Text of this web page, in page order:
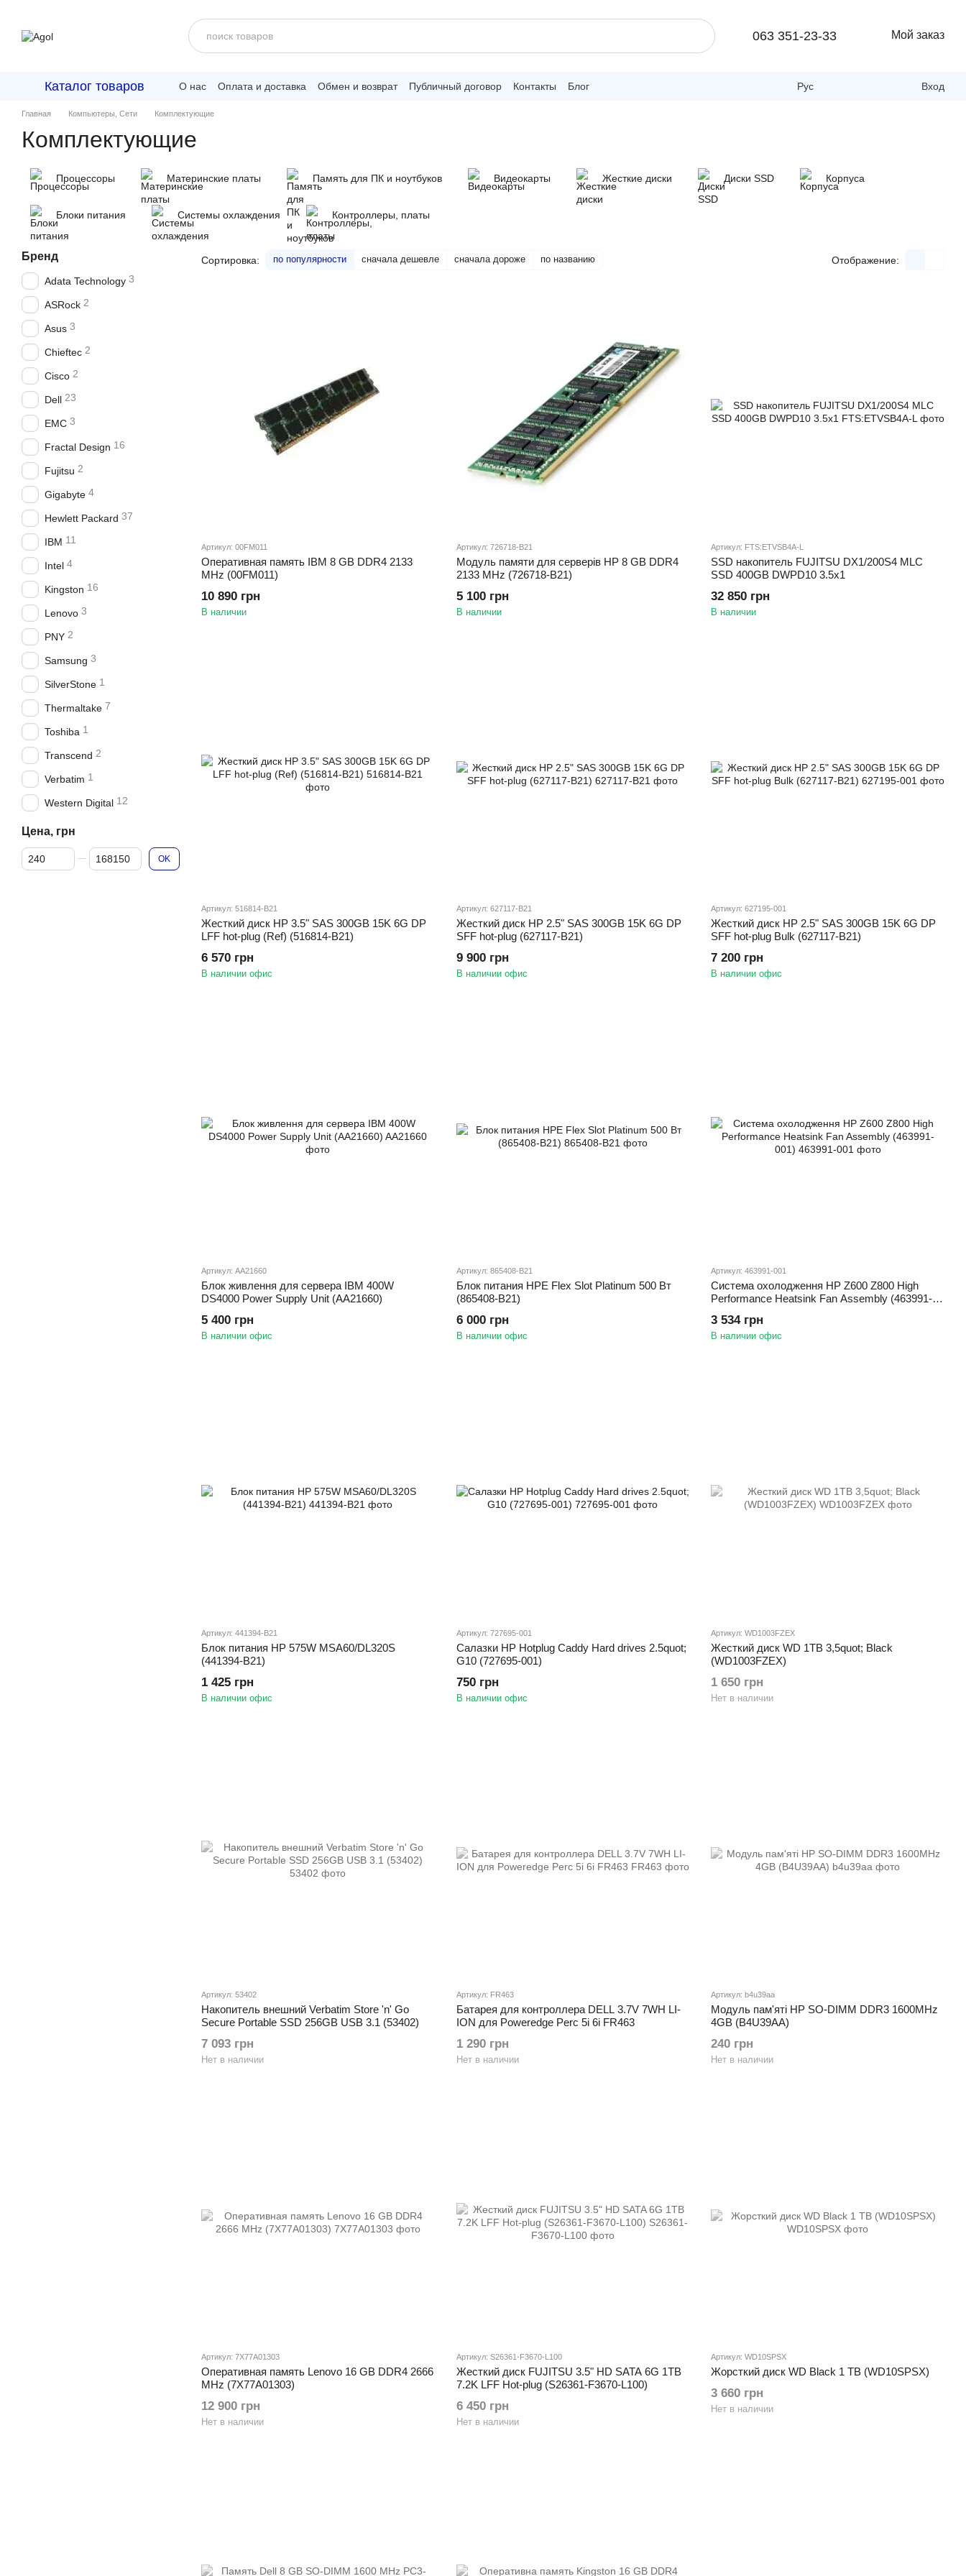
063 351-23-33 Мой заказ
Каталог товаров О нас Оплата и доставка Обмен и возврат Публичный договор Контакты Блог Рус Вход
Главная Компьютеры, Сети Комплектующие
Комплектующие
Процессоры Материнские платы Память для ПК и ноутбуков Видеокарты Жесткие диски Диски SSD Корпуса
Блоки питания Системы охлаждения Контроллеры, платы
Сортировка: по популярности сначала дешевле сначала дороже по названию Отображение:
Артикул: 00FM011
Оперативная память IBM 8 GB DDR4 2133
MHz (00FM011)
10 890 грн
В наличии
Артикул: 726718-B21
Модуль памяти для серверів HP 8 GB DDR4
2133 MHz (726718-B21)
5 100 грн
В наличии
Артикул: FTS:ETVSB4A-L
SSD накопитель FUJITSU DX1/200S4 MLC
SSD 400GB DWPD10 3.5x1
32 850 грн
В наличии
Артикул: 516814-B21
Жесткий диск HP 3.5" SAS 300GB 15K 6G DP
LFF hot-plug (Ref) (516814-B21)
6 570 грн
В наличии офис
Артикул: 627117-B21
Жесткий диск HP 2.5" SAS 300GB 15K 6G DP
SFF hot-plug (627117-B21)
9 900 грн
В наличии офис
Артикул: 627195-001
Жесткий диск HP 2.5" SAS 300GB 15K 6G DP
SFF hot-plug Bulk (627117-B21)
7 200 грн
В наличии офис
Артикул: AA21660
Блок живлення для сервера IBM 400W
DS4000 Power Supply Unit (AA21660)
5 400 грн
В наличии офис
Артикул: 865408-B21
Блок питания HPE Flex Slot Platinum 500 Вт
(865408-B21)
6 000 грн
В наличии офис
Артикул: 463991-001
Система охолодження HP Z600 Z800 High
Performance Heatsink Fan Assembly (463991-
3 534 грн
В наличии офис
Артикул: 441394-B21
Блок питания HP 575W MSA60/DL320S
(441394-B21)
1 425 грн
В наличии офис
Артикул: 727695-001
Салазки HP Hotplug Caddy Hard drives 2.5quot;
G10 (727695-001)
750 грн
В наличии офис
Артикул: WD1003FZEX
Жесткий диск WD 1TB 3,5quot; Black
(WD1003FZEX)
1 650 грн
Нет в наличии
Артикул: 53402
Накопитель внешний Verbatim Store 'n' Go
Secure Portable SSD 256GB USB 3.1 (53402)
7 093 грн
Нет в наличии
Артикул: FR463
Батарея для контроллера DELL 3.7V 7WH LI-
ION для Poweredge Perc 5i 6i FR463
1 290 грн
Нет в наличии
Артикул: b4u39aa
Модуль пам'яті HP SO-DIMM DDR3 1600MHz
4GB (B4U39AA)
240 грн
Нет в наличии
Артикул: 7X77A01303
Оперативная память Lenovo 16 GB DDR4 2666
MHz (7X77A01303)
12 900 грн
Нет в наличии
Артикул: S26361-F3670-L100
Жесткий диск FUJITSU 3.5" HD SATA 6G 1TB
7.2K LFF Hot-plug (S26361-F3670-L100)
6 450 грн
Нет в наличии
Артикул: WD10SPSX
Жорсткий диск WD Black 1 TB (WD10SPSX)
3 660 грн
Нет в наличии
Бренд
Adata Technology 3
ASRock 2
Asus 3
Chieftec 2
Cisco 2
Dell 23
EMC 3
Fractal Design 16
Fujitsu 2
Gigabyte 4
Hewlett Packard 37
IBM 11
Intel 4
Kingston 16
Lenovo 3
PNY 2
Samsung 3
SilverStone 1
Thermaltake 7
Toshiba 1
Transcend 2
Verbatim 1
Western Digital 12
Цена, грн
От Цена, грн
До Цена, грн OK